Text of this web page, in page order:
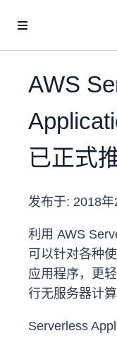
AWS
已正式
发布于: 2018年
利用 AWS
可以针对各种
应用程序，更
行无服务器计算
Serverless